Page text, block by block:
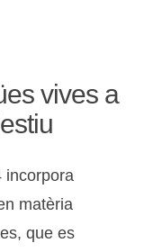
vives a
incorpora
matèria
que es